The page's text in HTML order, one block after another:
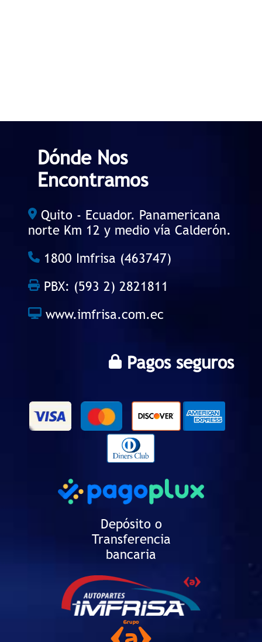
Dónde Nos
Encontramos
Quito - Ecuador. Panamericana
norte Km 12 y medio vía Calderón.
1800 Imfrisa (463747)
PBX: (593 2) 2821811
www.imfrisa.com.ec
Pagos seguros
Depósito o
Transferencia
bancaria